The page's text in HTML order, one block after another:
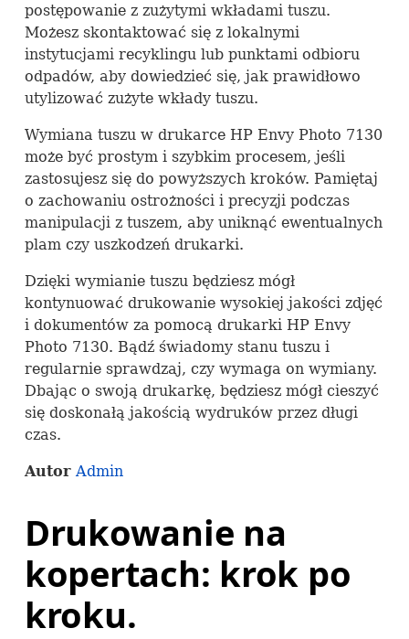
postępowanie z zużytymi wkładami tuszu.
Możesz skontaktować się z lokalnymi
instytucjami recyklingu lub punktami odbioru
odpadów, aby dowiedzieć się, jak prawidłowo
utylizować zużyte wkłady tuszu.
Wymiana tuszu w drukarce HP Envy Photo 7130
może być prostym i szybkim procesem, jeśli
zastosujesz się do powyższych kroków. Pamiętaj
o zachowaniu ostrożności i precyzji podczas
manipulacji z tuszem, aby uniknąć ewentualnych
plam czy uszkodzeń drukarki.
Dzięki wymianie tuszu będziesz mógł
kontynuować drukowanie wysokiej jakości zdjęć
i dokumentów za pomocą drukarki HP Envy
Photo 7130. Bądź świadomy stanu tuszu i
regularnie sprawdzaj, czy wymaga on wymiany.
Dbając o swoją drukarkę, będziesz mógł cieszyć
się doskonałą jakością wydruków przez długi
czas.
AutorAdmin
Drukowanie na
kopertach: krok po
kroku.